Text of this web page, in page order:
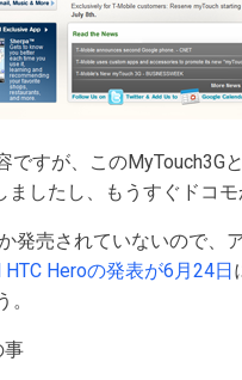
ですが、この
したし、もうすぐドコ
発売されていないので、
HTC Heroの発表が6月24日
事